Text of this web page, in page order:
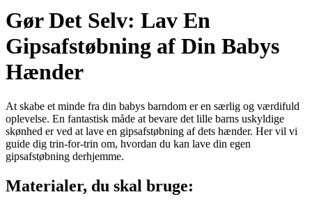
Gør Det Selv: Lav En
Gipsafstøbning af Din Babys
Hænder
At skabe et minde fra din babys barndom er en særlig og værdifuld
oplevelse. En fantastisk måde at bevare det lille barns uskyldige
skønhed er ved at lave en gipsafstøbning af dets hænder. Her vil vi
guide dig trin-for-trin om, hvordan du kan lave din egen
gipsafstøbning derhjemme.
Materialer, du skal bruge: